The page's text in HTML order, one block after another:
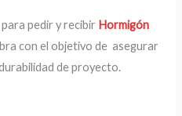
pedir y recibir Hormigón
con el objetivo de asegurar
de proyecto.